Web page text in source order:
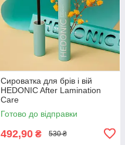
Сироватка для брів і вій
HEDONIC After Lamination
Care
Готово до відправки
492,90 ₴ 530 ₴